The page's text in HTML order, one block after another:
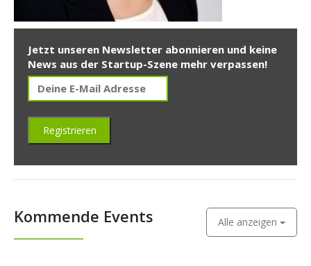
Jetzt unseren Newsletter abonnieren und keine
News aus der Startup-Szene mehr verpassen!
Kommende Events Alle anzeigen